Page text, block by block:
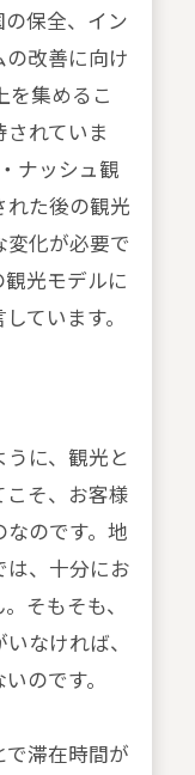
保全、イン
改善に向け
を集めるこ
れていま
ナッシュ観
れた後の観光
化が必要で
光モデルに
ています。
に、観光と
そ、お客様
のです。地
は、十分にお
そもそも、
なければ、
のです。
滞在時間が